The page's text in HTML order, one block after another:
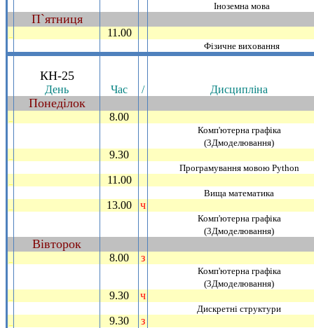
Iноземна мова
П`ятниця
11.00
Фiзичне виховання
КН-25
День Час / Дисциплiна
Понедiлок
8.00
Комп'ютерна графiка
(3Дмоделювання)
9.30
Програмування мовою Python
11.00
Вища математика
13.00 ч
Комп'ютерна графiка
(3Дмоделювання)
Вiвторок
8.00 з
Комп'ютерна графiка
(3Дмоделювання)
9.30 ч
Дискретнi структури
9.30 з